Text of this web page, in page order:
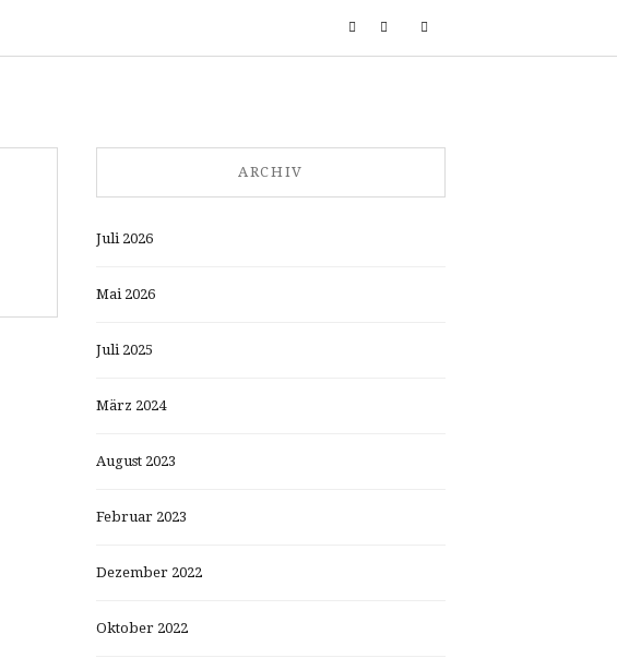
ARCHIV
Juli 2026
Mai 2026
Juli 2025
März 2024
August 2023
Februar 2023
Dezember 2022
Oktober 2022